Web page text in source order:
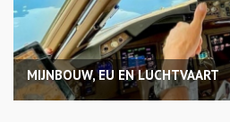
MIJNBOUW, EU EN LUCHTVAART